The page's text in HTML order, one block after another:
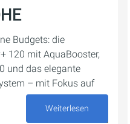
Budgets: die
120 mit AquaBooster,
und das elegante
– mit Fokus auf
Weiterlesen